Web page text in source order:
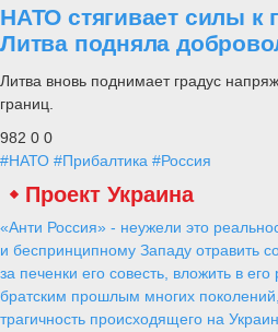
НАТО стягивает силы к
Литва подняла
Литва вновь поднимает градус
границ.
982 0 0
#НАТО #Прибалтика #Россия
Проект Украина
«Анти Россия» - неужели это
и беспринципному Западу отравить
за печенки его совесть, вложить в
братским прошлым многих
трагичность происходящего на